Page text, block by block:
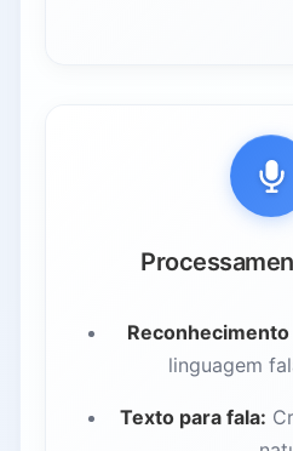
Reconhecimento
linguagem
Texto para fala: